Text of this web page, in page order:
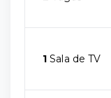
1 Sala de TV